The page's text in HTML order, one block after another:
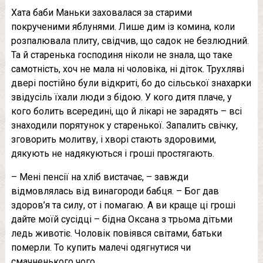
Хата баби Маньки заховалася за старими
покрученими яблунями. Лише дим із комина, коли
розпалювала плиту, свідчив, що садок не безлюдний.
Та й старенька господиня ніколи не знала, що таке
самотність, хоч не мала ні чоловіка, ні діток. Трухляві
двері постійно були відкриті, бо до сільської знахарки
звідусіль їхали люди з бідою. У кого дитя плаче, у
кого болить всередині, що й лікарі не зарадять – всі
знаходили порятунок у старенької. Запалить свічку,
зговорить молитву, і хворі стають здоровими,
дякують не надякуються і гроші простягають.
– Мені пенсії на хліб вистачає, – завжди
відмовлялась від винагороди бабця. – Бог дав
здоров’я та силу, от і помагаю. А ви краще ці гроші
дайте моїй сусідці – бідна Оксана з трьома дітьми
ледь животіє. Чоловік повіявся світами, батьки
помepли. То купить малечі одягнутися чи